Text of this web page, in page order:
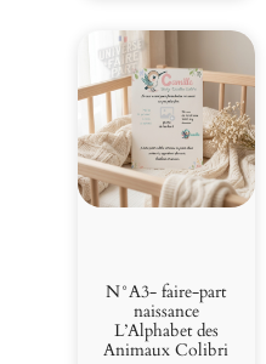
N°A3- faire-part
naissance
L’Alphabet des
Animaux Colibri